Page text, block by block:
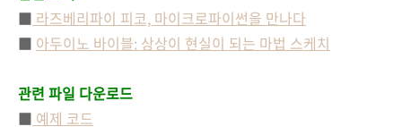
■ 라즈베리파이 피코, 마이크로파이썬을 만나다
■ 아두이노 바이블: 상상이 현실이 되는 마법 스케치
관련 파일 다운로드
■ 예제 코드